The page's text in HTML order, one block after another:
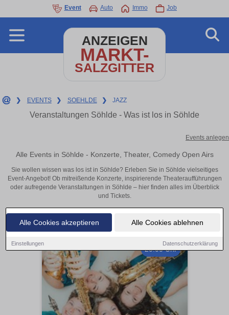
Alle Cookies akzeptieren Alle Cookies ablehnen
Einstellungen Datenschutzerklärung
Event Auto Immo Job
ANZEIGEN
MARKT-
SALZGITTER
❯ EVENTS ❯ SOEHLDE ❯ JAZZ
Veranstaltungen Söhlde - Was ist los in Söhlde
Events anlegen
Alle Events in Söhlde - Konzerte, Theater, Comedy Open Airs
Sie wollen wissen was los ist in Söhlde? Erleben Sie in Söhlde vielseitiges
Event-Angebot! Ob mitreißende Konzerte, inspirierende Theateraufführungen
oder aufregende Veranstaltungen in Söhlde – hier finden alles im Überblick
und Tickets.
20:00 Uhr